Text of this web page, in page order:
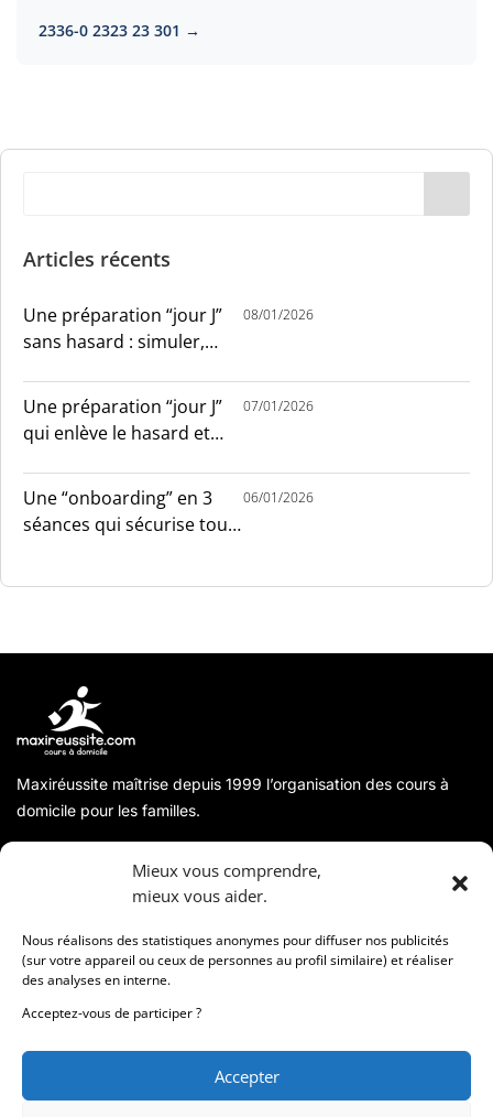
Mieux vous comprendre,
mieux vous aider.
Nous réalisons des statistiques anonymes pour diffuser nos publicités
(sur votre appareil ou ceux de personnes au profil similaire) et réaliser
des analyses en interne.
Acceptez-vous de participer ?
Accepter
2336-0 2323 23 301 →
Articles récents
Une préparation “jour J”
sans hasard : simuler,
08/01/2026
Une préparation “jour J”
qui enlève le hasard et
07/01/2026
Une “onboarding” en 3
séances qui sécurise tout
06/01/2026
Maxiréussite maîtrise depuis 1999 l’organisation des cours à
domicile pour les familles.
Coordonnées